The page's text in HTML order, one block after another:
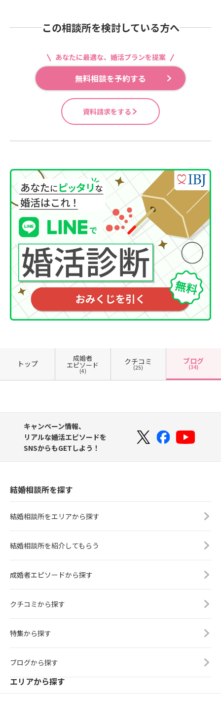
この相談所を検討している方へ
あなたに最適な、婚活プランを提案
無料相談を予約する
資料請求をする
トップ
成婚者
エピソード
(4)
クチコミ
(25)
ブログ
(34)
キャンペーン情報、
リアルな婚活エピソードを
SNSからもGETしよう！
結婚相談所を探す
結婚相談所をエリアから探す
結婚相談所を紹介してもらう
成婚者エピソードから探す
クチコミから探す
特集から探す
ブログから探す
エリアから探す